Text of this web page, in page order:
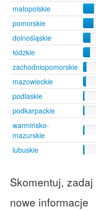
Popielów
Stróżówka
Tychy
Chmielowice
Czerwonak
Dąbrowa Górnicza
Gdynia
Gorlice
Gorzów Wielkopolski
Katowice
Lębork
Olsztyn
Opole
Ruda Śląska
Świnoujście
Sopot
małopolskie
pomorskie
dolnośląskie
łódzkie
zachodniopomorskie
mazowieckie
podlaskie
podkarpackie
warmińsko-
mazurskie
lubuskie
Skomentuj,
nowe informacje